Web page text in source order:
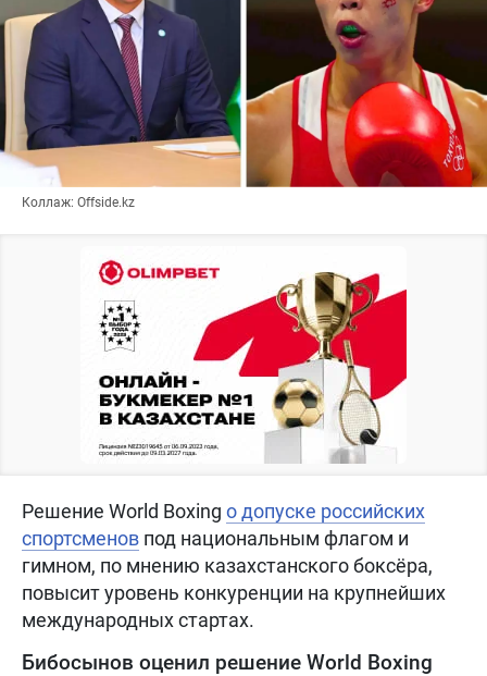
Коллаж: Offside.kz
Решение World Boxing о допуске российских
спортсменов под национальным флагом и
гимном, по мнению казахстанского боксёра,
повысит уровень конкуренции на крупнейших
международных стартах.
Бибосынов оценил решение World Boxing